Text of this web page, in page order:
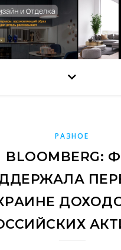
РАЗНОЕ
BLOOMBERG: